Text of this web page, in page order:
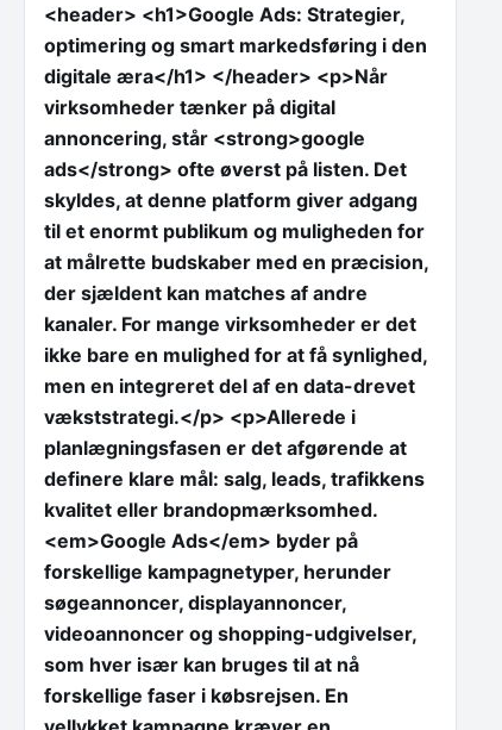
<header> <h1>Google Ads: Strategier,
optimering og smart markedsføring i den
digitale æra</h1> </header> <p>Når
virksomheder tænker på digital
annoncering, står <strong>google
ads</strong> ofte øverst på listen. Det
skyldes, at denne platform giver adgang
til et enormt publikum og muligheden for
at målrette budskaber med en præcision,
der sjældent kan matches af andre
kanaler. For mange virksomheder er det
ikke bare en mulighed for at få synlighed,
men en integreret del af en data-drevet
vækststrategi.</p> <p>Allerede i
planlægningsfasen er det afgørende at
definere klare mål: salg, leads, trafikkens
kvalitet eller brandopmærksomhed.
<em>Google Ads</em> byder på
forskellige kampagnetyper, herunder
søgeannoncer, displayannoncer,
videoannoncer og shopping-udgivelser,
som hver især kan bruges til at nå
forskellige faser i købsrejsen. En